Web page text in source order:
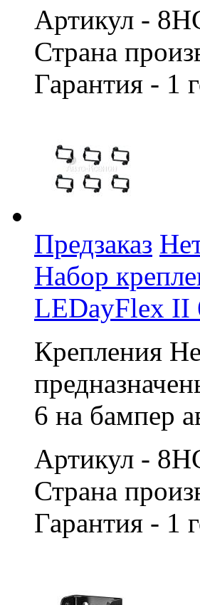
Артикул -
Страна
Гарантия - 1
Предзаказ
Набор
LEDayFlex II
Крепления
6 на бампер
Артикул -
Страна
Гарантия - 1